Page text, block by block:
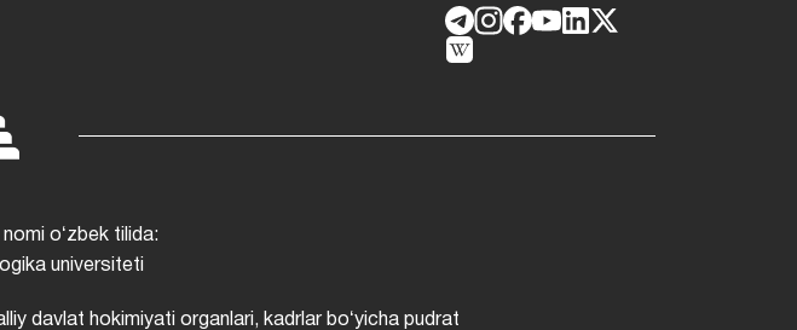
oʻzbek tilida:
universiteti
davlat hokimiyati organlari, kadrlar boʻyicha pudrat